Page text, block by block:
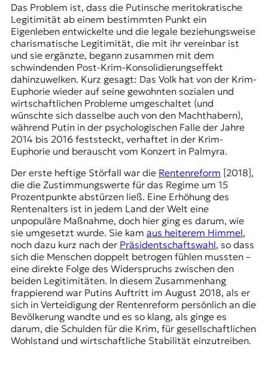
Das Problem ist, dass die Putinsche meritokratische
Legitimität ab einem bestimmten Punkt ein
Eigenleben entwickelte und die legale beziehungsweise
charismatische Legitimität, die mit ihr vereinbar ist
und sie ergänzte, begann zusammen mit dem
schwindenden Post-Krim-Konsolidierungseffekt
dahinzuwelken. Kurz gesagt: Das Volk hat von der Krim-
Euphorie wieder auf seine gewohnten sozialen und
wirtschaftlichen Probleme umgeschaltet (und
wünschte sich dasselbe auch von den Machthabern),
während Putin in der psychologischen Falle der Jahre
2014 bis 2016 feststeckt, verhaftet in der Krim-
Euphorie und berauscht vom Konzert in Palmyra.
Der erste heftige Störfall war die Rentenreform [2018],
die die Zustimmungswerte für das Regime um 15
Prozentpunkte abstürzen ließ. Eine Erhöhung des
Rentenalters ist in jedem Land der Welt eine
unpopuläre Maßnahme, doch hier ging es darum, wie
sie umgesetzt wurde. Sie kam aus heiterem Himmel,
noch dazu kurz nach der Präsidentschaftswahl, so dass
sich die Menschen doppelt betrogen fühlen mussten –
eine direkte Folge des Widerspruchs zwischen den
beiden Legitimitäten. In diesem Zusammenhang
frappierend war Putins Auftritt im August 2018, als er
sich in Verteidigung der Rentenreform persönlich an die
Bevölkerung wandte und es so klang, als ginge es
darum, die Schulden für die Krim, für gesellschaftlichen
Wohlstand und wirtschaftliche Stabilität einzutreiben.